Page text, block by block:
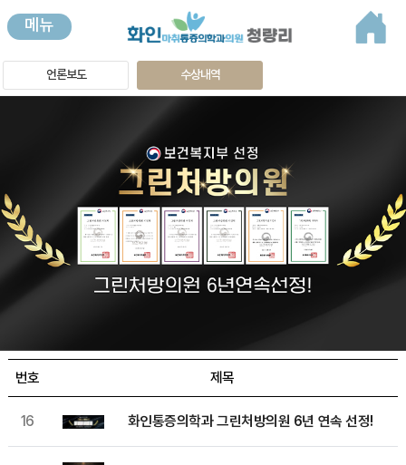
메뉴
언론보도 수상내역
번호 제목
16 화인통증의학과 그린처방의원 6년 연속 선정!